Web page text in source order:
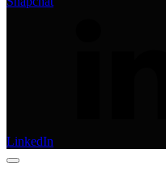
LinkedIn